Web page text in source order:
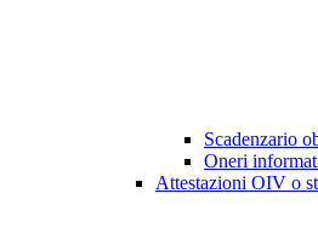
Scadenzario
Oneri
Attestazioni OIV o